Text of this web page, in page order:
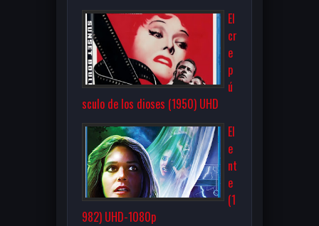
El
cr
e
p
ú
sculo de los dioses (1950) UHD
El
e
nt
e
(1
982) UHD-1080p